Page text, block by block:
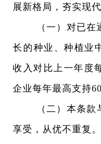
展新格局，夯实现
（一）对已
长的种业、种植业
收入对比上一年度
企业每年最高支持60
（二）本条
享受，从优不重复。